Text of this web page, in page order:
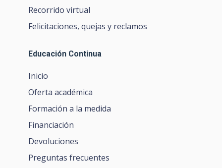
Recorrido virtual
Felicitaciones, quejas y reclamos
Educación Continua
Inicio
Oferta académica
Formación a la medida
Financiación
Devoluciones
Preguntas frecuentes